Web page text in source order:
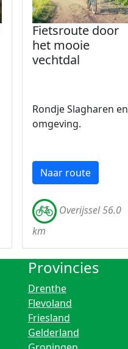
Fietsroute door
het mooie
vechtdal
Rondje Slagharen en
omgeving.
Naar route
Overijssel 56.0
km
Provincies
Drenthe
Flevoland
Friesland
Gelderland